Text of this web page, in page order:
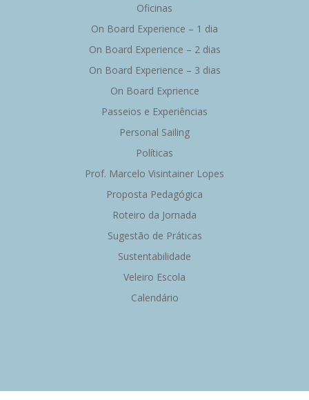
Oficinas
On Board Experience – 1 dia
On Board Experience – 2 dias
On Board Experience – 3 dias
On Board Exprience
Passeios e Experiências
Personal Sailing
Políticas
Prof. Marcelo Visintainer Lopes
Proposta Pedagógica
Roteiro da Jornada
Sugestão de Práticas
Sustentabilidade
Veleiro Escola
Calendário